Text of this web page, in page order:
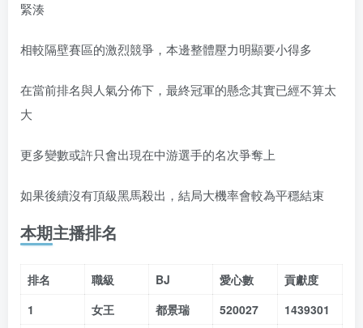
緊湊
相較隔壁賽區的激烈競爭，本邊整體壓力明顯要小得多
在當前排名與人氣分佈下，最終冠軍的懸念其實已經不算太
大
更多變數或許只會出現在中游選手的名次爭奪上
如果後續沒有頂級黑馬殺出，結局大機率會較為平穩結束
本期主播排名
排名 職級 BJ 愛心數
貢獻度
1
女王 都景瑞 520027
1439301